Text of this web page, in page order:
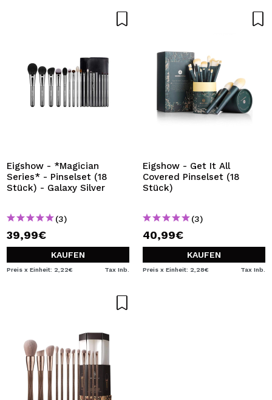
Eigshow - *Magician
Series* - Pinselset (18
Stück) - Galaxy Silver
(3)
39,99€
KAUFEN
Preis x Einheit: 2,22€ Tax Inb.
Eigshow - Get It All
Covered Pinselset (18
Stück)
(3)
40,99€
KAUFEN
Preis x Einheit: 2,28€ Tax Inb.